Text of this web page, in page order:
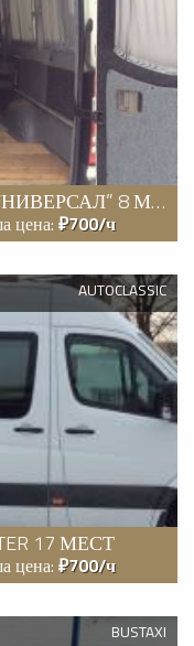
MERCEDES-BENZ SPRINTER “УНИВЕРСАЛ” 8 МЕСТ
цена: ₽700/ч
AUTOCLASSIC
17 МЕСТ
цена: ₽700/ч
BUSTAXI